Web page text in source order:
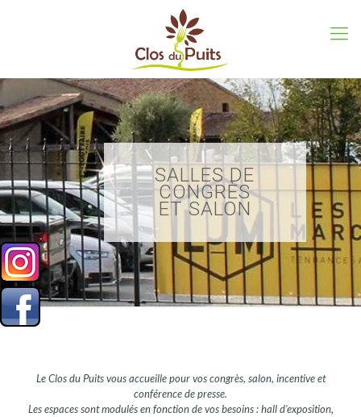
SALLES DE
CONGRÈS
ET SALON
Le Clos du Puits vous accueille pour vos congrès, salon, incentive et
conférence de presse.
Les espaces sont modulés en fonction de vos besoins : hall d'exposition,